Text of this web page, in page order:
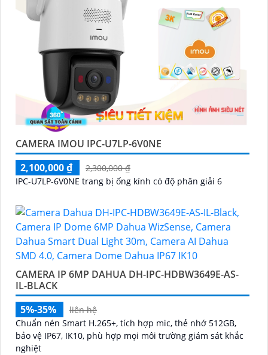
CAMERA IMOU IPC-U7LP-6V0NE
2,100,000 ₫
2,300,000 ₫
IPC-U7LP-6V0NE trang bị ống kính có độ phân giải 6
CAMERA IP 6MP DAHUA DH-IPC-HDBW3649E-AS-
IL-BLACK
5%-35%
liên hệ
Chuẩn nén Smart H.265+, tích hợp mic, thẻ nhớ 512GB,
bảo vệ IP67, IK10, phù hợp mọi môi trường giám sát khắc
nghiệt